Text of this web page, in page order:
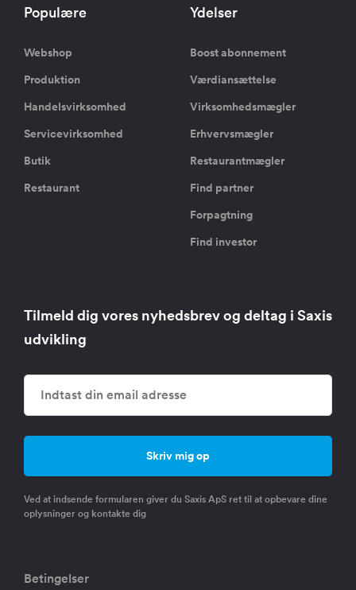
Populære
Webshop
Produktion
Handelsvirksomhed
Servicevirksomhed
Butik
Restaurant
Ydelser
Boost abonnement
Værdiansættelse
Virksomhedsmægler
Erhvervsmægler
Restaurantmægler
Find partner
Forpagtning
Find investor
Tilmeld dig vores nyhedsbrev og deltag i Saxis
udvikling
Ved at indsende formularen giver du Saxis ApS ret til at opbevare dine
oplysninger og kontakte dig
Betingelser